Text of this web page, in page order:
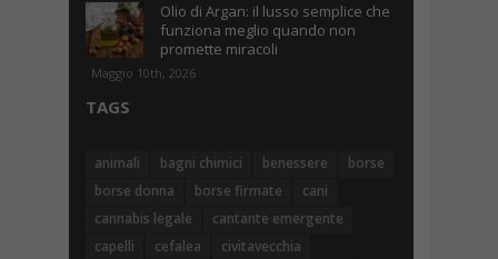
Olio di Argan: il lusso semplice che
funziona meglio quando non
promette miracoli
Maggio 10th, 2026
TAGS
animali bagni chimici benessere
borse
borse donna
borse firmate
cani
cannabis legale
cantante emergente
capelli
cefalea
civitavecchia